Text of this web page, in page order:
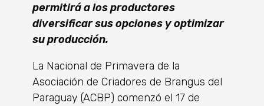
permitirá a los productores
diversificar sus opciones y optimizar
su producción.
La Nacional de Primavera de la
Asociación de Criadores de Brangus del
Paraguay (ACBP) comenzó el 17 de